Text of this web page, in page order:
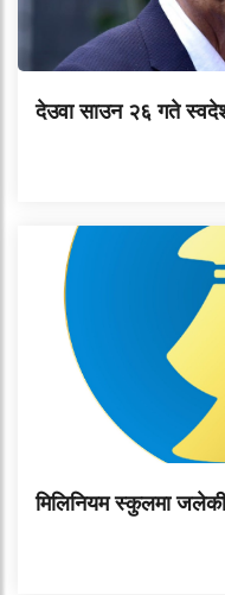
देउवा साउन २६ गते
मिलिनियम स्कुलमा